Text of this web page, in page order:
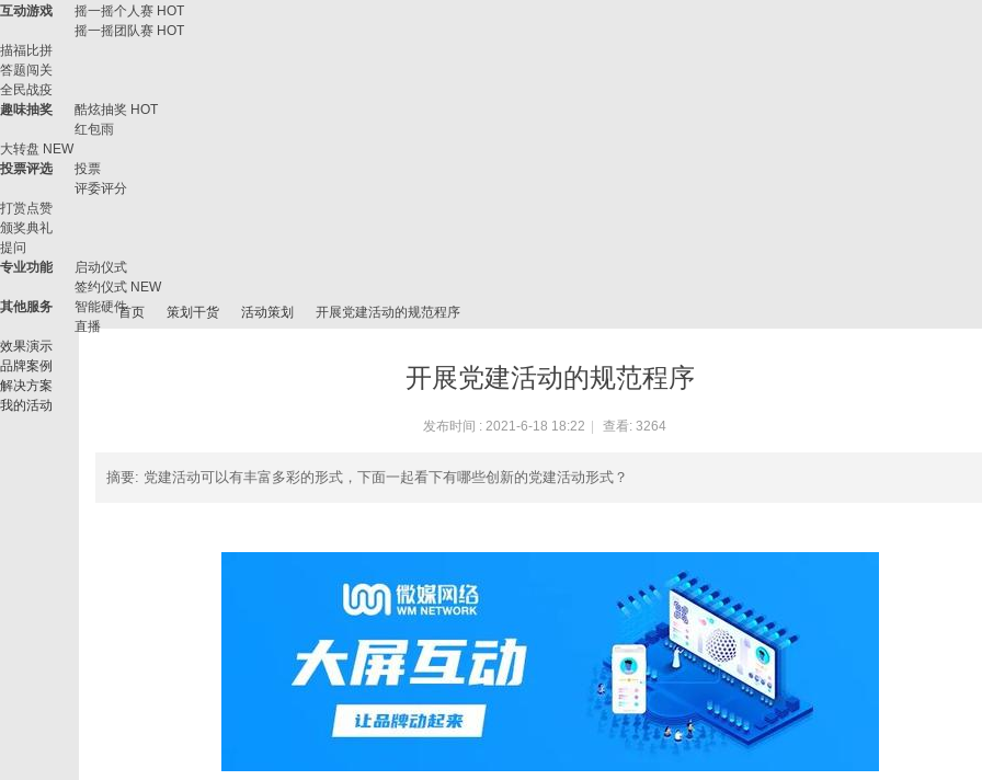
互动游戏
摇一摇个人赛 HOT
摇一摇团队赛 HOT
描福比拼
答题闯关
全民战疫
趣味抽奖
酷炫抽奖 HOT
红包雨
大转盘 NEW
投票评选
投票
评委评分
打赏点赞
颁奖典礼
提问
专业功能
启动仪式
签约仪式 NEW
其他服务
智能硬件
直播
效果演示
品牌案例
解决方案
我的活动
首页 策划干货 活动策划 开展党建活动的规范程序
开展党建活动的规范程序
发布时间 : 2021-6-18 18:22 查看: 3264
摘要: 党建活动可以有丰富多彩的形式，下面一起看下有哪些创新的党建活动形式？